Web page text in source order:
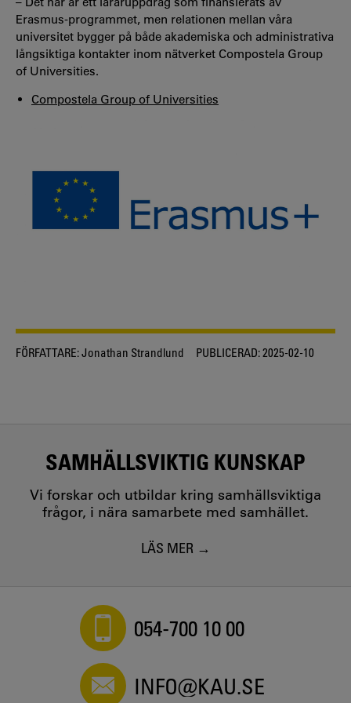
Erasmus-programmet, men relationen mellan våra
universitet bygger på både akademiska och administrativa
långsiktiga kontakter inom nätverket Compostela Group
of Universities.
Compostela Group of Universities
FÖRFATTARE:Jonathan Strandlund PUBLICERAD:2025-02-10
SAMHÄLLSVIKTIG KUNSKAP
Vi forskar och utbildar kring samhällsviktiga
frågor, i nära samarbete med samhället.
LÄS MER
054-700 10 00
INFO@KAU.SE